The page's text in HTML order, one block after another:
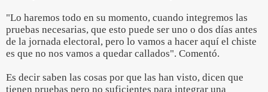
"Lo haremos todo en su momento, cuando integremos las
pruebas necesarias, que esto puede ser uno o dos días antes
de la jornada electoral, pero lo vamos a hacer aquí el chiste
es que no nos vamos a quedar callados". Comentó.
Es decir saben las cosas por que las han visto, dicen que
tienen pruebas pero no suficientes para integrar una